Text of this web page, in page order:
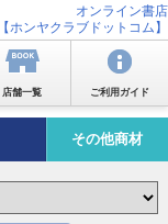
オンライン書店
【ホンヤクラブドットコム】
店舗一覧 ご利用ガイド
その他商材